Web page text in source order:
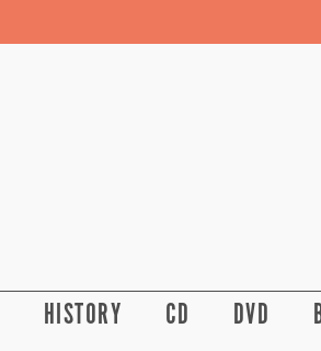
HISTORY CD DVD